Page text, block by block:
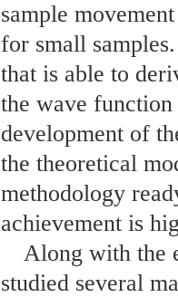
sample
for small
that is able to
the wave
development of
the theoretical
methodology
achievement is
Along with the
studied several